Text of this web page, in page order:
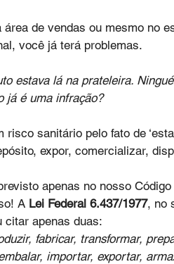
área de vendas ou mesmo no
você já terá problemas.
estava lá na prateleira.
já é uma infração?
sanitário pelo fato de
expor, comercializar,
apenas no nosso
A Lei Federal 6.437/1977, no
citar apenas duas:
fabricar, transformar,
importar, exportar,